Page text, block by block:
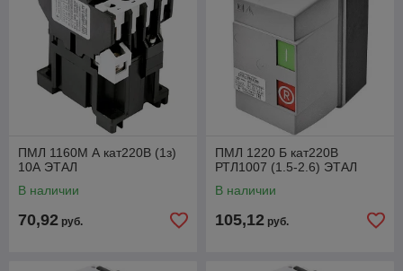
ПМЛ 1160М А кат220В (1з)
10А ЭТАЛ
В наличии
70,92 руб.
ПМЛ 1220 Б кат220В
РТЛ1007 (1.5-2.6) ЭТАЛ
В наличии
105,12 руб.